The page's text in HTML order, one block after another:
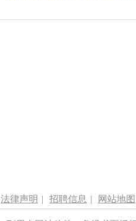
法律声明 | 招聘信息 | 网站地图